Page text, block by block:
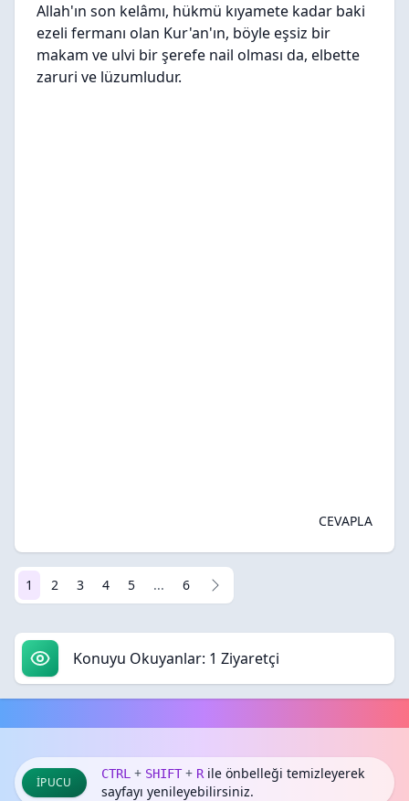
Allah'ın son kelâmı, hükmü kıyamete kadar baki
ezeli fermanı olan Kur'an'ın, böyle eşsiz bir
makam ve ulvi bir şerefe nail olması da, elbette
zaruri ve lüzumludur.
CEVAPLA
1 2 3 4 5 ... 6
Konuyu Okuyanlar: 1 Ziyaretçi
İPUCU
CTRL + SHIFT + Rile önbelleği temizleyerek
sayfayı yenileyebilirsiniz.